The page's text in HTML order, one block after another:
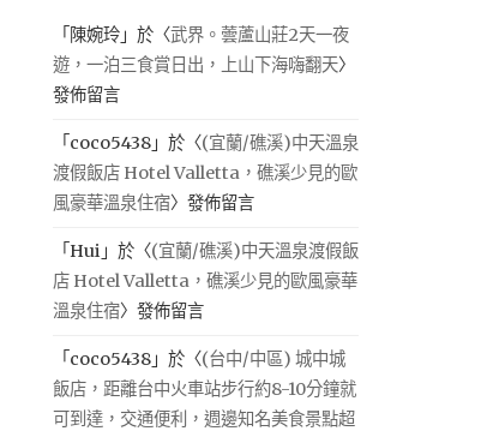
「 陳婉玲 」於〈武界。蕓蘆山莊2天一夜
遊，一泊三食賞日出，上山下海嗨翻天〉
發佈留言
「 coco5438 」於〈(宜蘭/礁溪)中天溫泉
渡假飯店 Hotel Valletta，礁溪少見的歐
風豪華溫泉住宿〉發佈留言
「Hui 」於〈(宜蘭/礁溪)中天溫泉渡假飯
店 Hotel Valletta，礁溪少見的歐風豪華
溫泉住宿〉發佈留言
「 coco5438 」於〈(台中/中區) 城中城
飯店，距離台中火車站步行約8-10分鐘就
可到達，交通便利，週邊知名美食景點超